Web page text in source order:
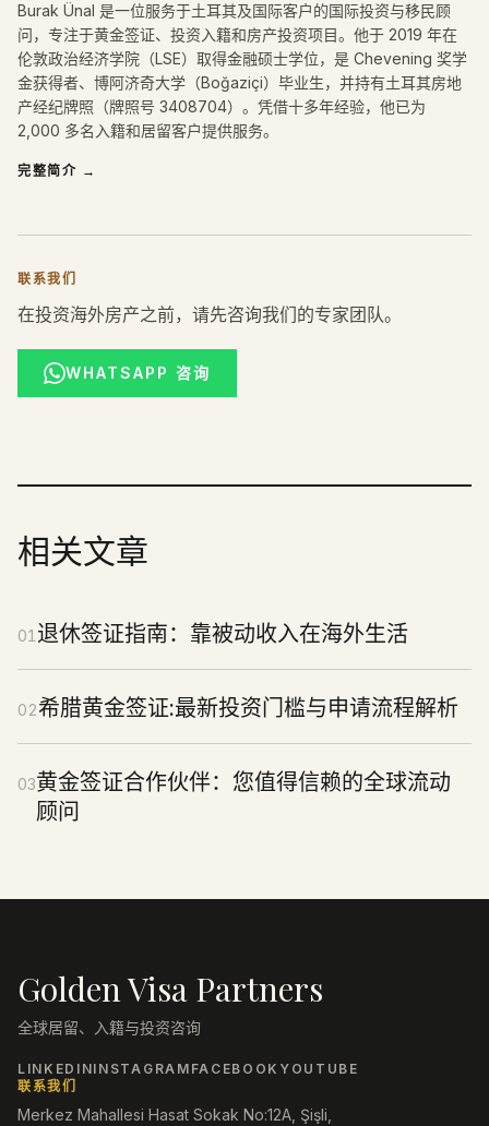
Burak Ünal 是一位服务于土耳其及国际客户的国际投资与移民顾
问，专注于黄金签证、投资入籍和房产投资项目。他于 2019 年在
伦敦政治经济学院（LSE）取得金融硕士学位，是 Chevening 奖学
金获得者、博阿济奇大学（Boğaziçi）毕业生，并持有土耳其房地
产经纪牌照（牌照号 3408704）。凭借十多年经验，他已为
2,000 多名入籍和居留客户提供服务。
完整简介 →
联系我们
在投资海外房产之前，请先咨询我们的专家团队。
WHATSAPP 咨询
相关文章
01 退休签证指南：靠被动收入在海外生活
02希腊黄金签证:最新投资门槛与申请流程解析
03黄金签证合作伙伴：您值得信赖的全球流动
顾问
Golden Visa Partners
全球居留、入籍与投资咨询
LINKEDININSTAGRAM FACEBOOK YOUTUBE
联系我们
Merkez Mahallesi Hasat Sokak No:12A, Şişli,